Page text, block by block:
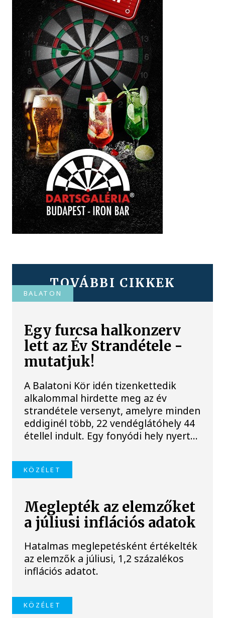
TOVÁBBI CIKKEK
BALATON
Egy furcsa halkonzerv
lett az Év Strandétele -
mutatjuk!
A Balatoni Kör idén tizenkettedik
alkalommal hirdette meg az év
strandétele versenyt, amelyre minden
eddiginél több, 22 vendéglátóhely 44
étellel indult. Egy fonyódi hely nyert...
KÖZÉLET
Meglepték az elemzőket
a júliusi inflációs adatok
Hatalmas meglepetésként értékelték
az elemzők a júliusi, 1,2 százalékos
inflációs adatot.
KÖZÉLET